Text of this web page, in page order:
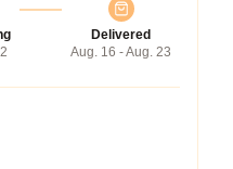
Delivered
Aug. 16 - Aug. 23